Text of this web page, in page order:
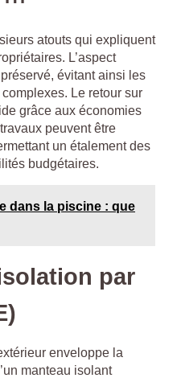
atouts qui expliquent
L’aspect
évitant ainsi les
Le retour sur
grâce aux économies
peuvent être
un étalement des
budgétaires.
dans la piscine : que
par
enveloppe la
manteau isolant